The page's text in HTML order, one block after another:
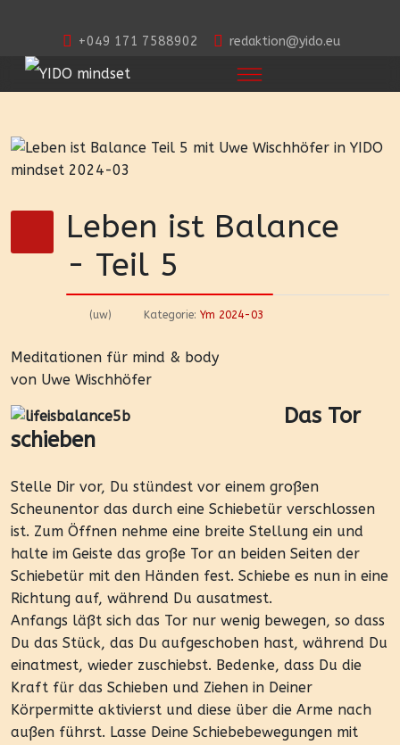
+049 171 7588902 redaktion@yido.eu
Leben ist Balance
- Teil 5
(uw) Kategorie: Ym 2024-03
Meditationen für mind & body
von Uwe Wischhöfer
Das Tor
schieben
Stelle Dir vor, Du stündest vor einem großen
Scheunentor das durch eine Schiebetür verschlossen
ist. Zum Öffnen nehme eine breite Stellung ein und
halte im Geiste das große Tor an beiden Seiten der
Schiebetür mit den Händen fest. Schiebe es nun in eine
Richtung auf, während Du ausatmest.
Anfangs läßt sich das Tor nur wenig bewegen, so dass
Du das Stück, das Du aufgeschoben hast, während Du
einatmest, wieder zuschiebst. Bedenke, dass Du die
Kraft für das Schieben und Ziehen in Deiner
Körpermitte aktivierst und diese über die Arme nach
außen führst. Lasse Deine Schiebebewegungen mit